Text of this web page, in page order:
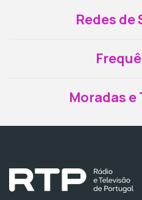
Redes
Moradas